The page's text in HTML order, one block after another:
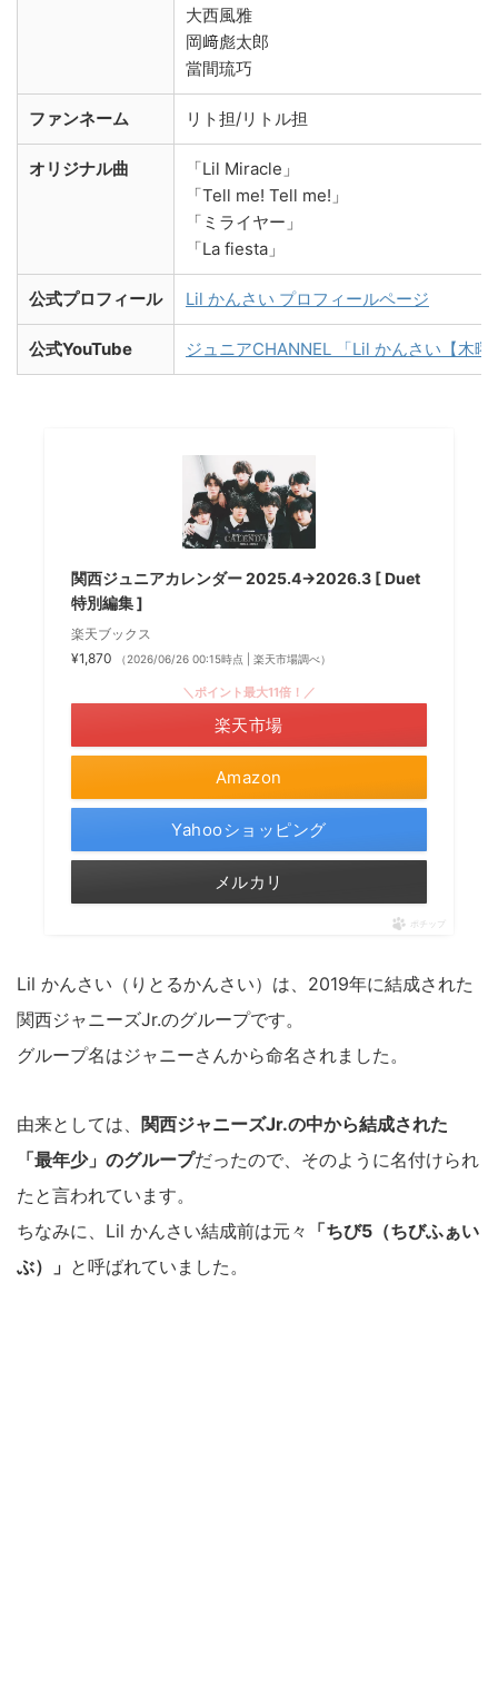
大西風雅
岡﨑彪太郎
當間琉巧
ファンネーム リト担/リトル担
オリジナル曲
「Lil Miracle」
「Tell me! Tell me!」
「ミライヤー」
「La fiesta」
公式プロフィール Lil かんさい プロフィールページ
公式YouTube ジュニアCHANNEL 「Lil かんさい【木曜
関西ジュニアカレンダー 2025.4→2026.3 [ Duet
特別編集 ]
楽天ブックス
¥1,870
（2026/06/26 00:15時点 | 楽天市場調べ）
Amazon
＼ポイント最大11倍！／
楽天市場
Yahooショッピング
メルカリ
ポチップ
Lil かんさい（りとるかんさい）は、2019年に結成された
関西ジャニーズJr.のグループです。
グループ名はジャニーさんから命名されました。
由来としては、 関西ジャニーズJr.の中から結成された
「最年少」のグループだったので、そのように名付けられ
たと言われています。
ちなみに、Lil かんさい結成前は元々 「ちび5（ちびふぁい
ぶ）」 と呼ばれていました。